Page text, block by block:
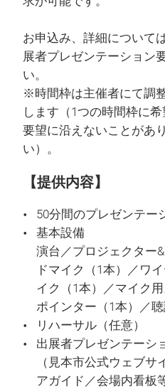
お申込み、詳細について
展者プレゼンテーション
い。
※時間枠は主催者にて調
します（1つの時間枠に
要望に沿えないことがあ
い）。
【提供内容】
50分間のプレゼンテー
基本設備
演台／プロジェクター
ドマイク（1本）／ワ
イク（1本）／マイク
ポインター（1本）／
リハーサル（任意）
出展者プレゼンテーシ
（見本市公式ウェブサ
アガイド／会場内看板